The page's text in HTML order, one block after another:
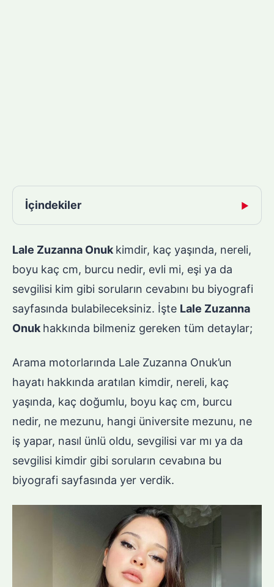
İçindekiler ▶
Lale Zuzanna Onukkimdir, kaç yaşında, nereli,
boyu kaç cm, burcu nedir, evli mi, eşi ya da
sevgilisi kim gibi soruların cevabını bu biyografi
sayfasında bulabileceksiniz. İşte Lale Zuzanna
Onukhakkında bilmeniz gereken tüm detaylar;
Arama motorlarında Lale Zuzanna Onuk’un
hayatı hakkında aratılan kimdir, nereli, kaç
yaşında, kaç doğumlu, boyu kaç cm, burcu
nedir, ne mezunu, hangi üniversite mezunu, ne
iş yapar, nasıl ünlü oldu, sevgilisi var mı ya da
sevgilisi kimdir gibi soruların cevabına bu
biyografi sayfasında yer verdik.